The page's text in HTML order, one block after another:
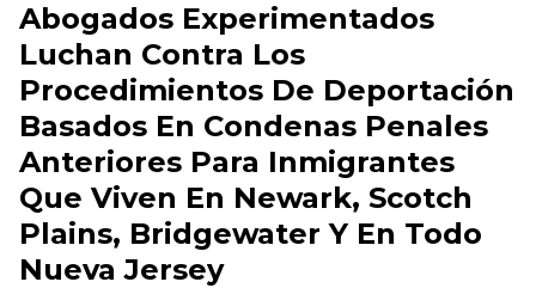
Abogados Experimentados
Luchan Contra Los
Procedimientos De Deportación
Basados En Condenas Penales
Anteriores Para Inmigrantes
Que Viven En Newark, Scotch
Plains, Bridgewater Y En Todo
Nueva Jersey